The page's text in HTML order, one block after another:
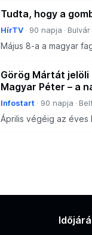
Tudta, hogy a
HírTV 90 napja Bulvár
Május 8-a a magyar
csoki-va
Görög Mártát
Magyar Péter – a
Infostart 90 napja
Április végéig az éves